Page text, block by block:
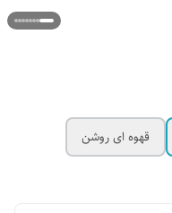
قهوه ای روشن